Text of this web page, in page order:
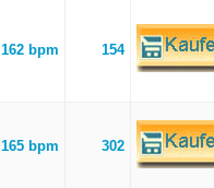
162 bpm 154
165 bpm 302